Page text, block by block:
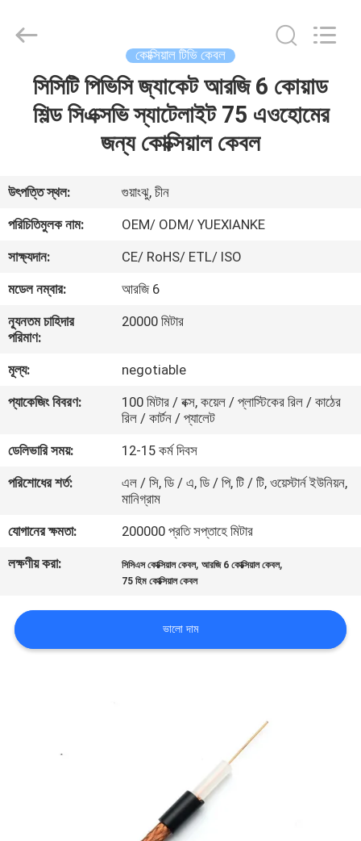
ভিডিও
সম্পর্কে
কারখানা
মান
যোগাযোগ
খবর
কেস
গোপনীয়তা
Industry
Reserved.
কোক্সিয়াল টিভি কেবল
সিসিটি পিভিসি জ্যাকেট আরজি 6 কোয়াড
শিল্ড সিএক্সভি স্যাটেলাইট 75 এওহোমের
জন্য কোক্সিয়াল কেবল
উৎপত্তি স্থল:
গুয়াংঝু, চীন
পরিচিতিমুলক নাম:
OEM/ ODM/ YUEXIANKE
সাক্ষ্যদান:
CE/ RoHS/ ETL/ ISO
মডেল নম্বার:
আরজি 6
ন্যূনতম চাহিদার
পরিমাণ:
20000 মিটার
মূল্য:
negotiable
প্যাকেজিং বিবরণ:
100 মিটার / বক্স, কয়েল / প্লাস্টিকের রিল / কাঠের
রিল / কার্টন / প্যালেট
ডেলিভারি সময়:
12-15 কর্ম দিবস
পরিশোধের শর্ত:
এল / সি, ডি / এ, ডি / পি, টি / টি, ওয়েস্টার্ন ইউনিয়ন,
মানিগ্রাম
যোগানের ক্ষমতা:
200000 প্রতি সপ্তাহে মিটার
লক্ষণীয় করা:
সিসিএস কোক্সিয়াল কেবল,আরজি 6 কোক্সিয়াল কেবল,
75 হিম কোক্সিয়াল কেবল
ভালো দাম